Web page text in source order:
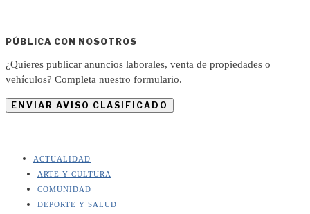
PÚBLICA CON NOSOTROS
¿Quieres publicar anuncios laborales, venta de propiedades o
vehículos? Completa nuestro formulario.
ENVIAR AVISO CLASIFICADO
ACTUALIDAD
ARTE Y CULTURA
COMUNIDAD
DEPORTE Y SALUD